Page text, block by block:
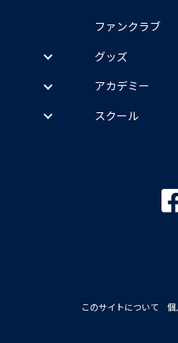
ファンクラブ
グッズ
アカデミー
スクール
このサイトについて 個